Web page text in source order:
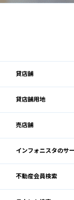
貸店舗
貸店舗用地
売店舗
インフォニスタのサ
不動産会員検索